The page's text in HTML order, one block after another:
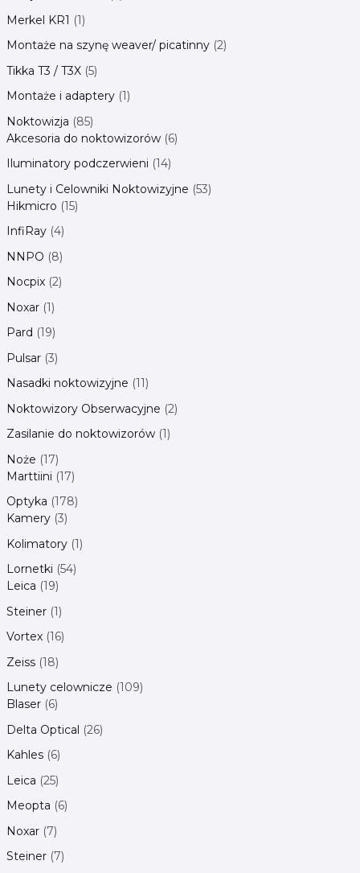
Merkel KR1 1
Montaże na szynę weaver/ picatinny 2
Tikka T3 / T3X 5
Montaże i adaptery 1
Noktowizja 85
Akcesoria do noktowizorów 6
Iluminatory podczerwieni 14
Lunety i Celowniki Noktowizyjne 53
Hikmicro 15
InfiRay 4
NNPO 8
Nocpix 2
Noxar 1
Pard 19
Pulsar 3
Nasadki noktowizyjne 11
Noktowizory Obserwacyjne 2
Zasilanie do noktowizorów 1
Noże 17
Marttiini 17
Optyka 178
Kamery 3
Kolimatory 1
Lornetki 54
Leica 19
Steiner 1
Vortex 16
Zeiss 18
Lunety celownicze 109
Blaser 6
Delta Optical 26
Kahles 6
Leica 25
Meopta 6
Noxar 7
Steiner 7